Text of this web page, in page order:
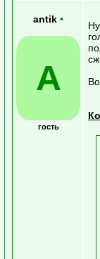
antik •
A
гость